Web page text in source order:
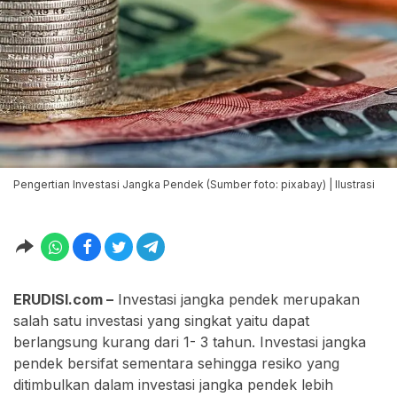
Pengertian Investasi Jangka Pendek (Sumber foto: pixabay) | Ilustrasi
ERUDISI.com – Investasi jangka pendek merupakan
salah satu investasi yang singkat yaitu dapat
berlangsung kurang dari 1- 3 tahun. Investasi jangka
pendek bersifat sementara sehingga resiko yang
ditimbulkan dalam investasi jangka pendek lebih